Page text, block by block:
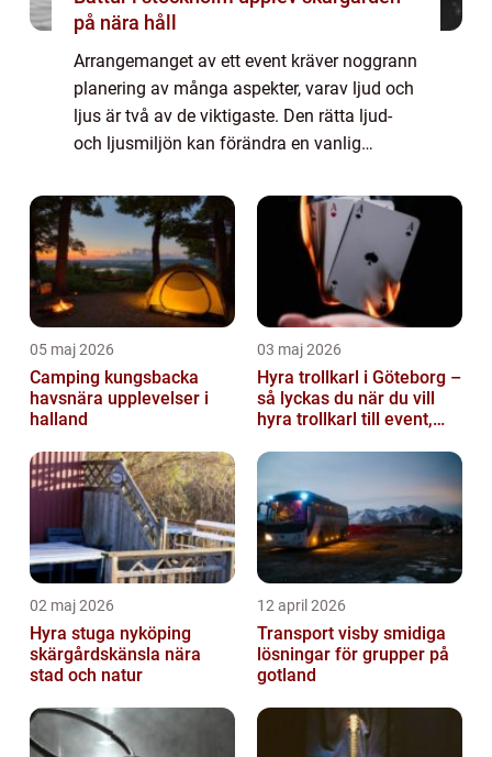
på nära håll
Arrangemanget av ett event kräver noggrann
planering av många aspekter, varav ljud och
ljus är två av de viktigaste. Den rätta ljud-
och ljusmiljön kan förändra en vanlig
05 maj 2026
Camping kungsbacka
havsnära upplevelser i
halland
03 maj 2026
Hyra trollkarl i Göteborg –
så lyckas du när du vill
hyra trollkarl till event,
02 maj 2026
Hyra stuga nyköping
skärgårdskänsla nära
stad och natur
12 april 2026
Transport visby smidiga
lösningar för grupper på
gotland